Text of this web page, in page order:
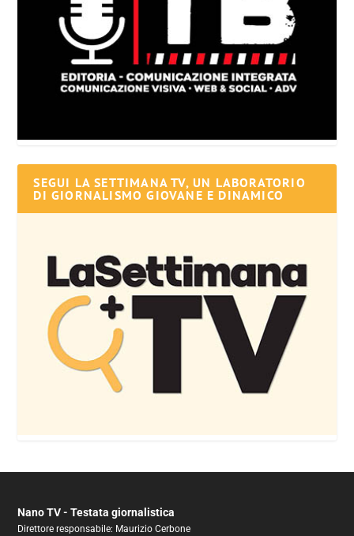
SEGUI LA SETTIMANA TV, UN LABORATORIO
DI GIORNALISMO GIOVANE E DINAMICO
Nano TV - Testata giornalistica
Direttore responsabile: Maurizio Cerbone